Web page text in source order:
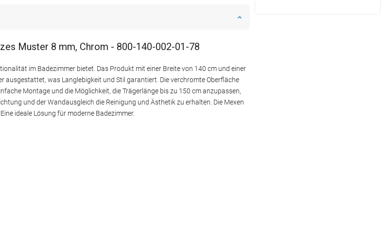
Muster 8 mm, Chrom - 800-140-002-01-78
im Badezimmer bietet. Das Produkt mit einer Breite von 140 cm und einer
ausgestattet, was Langlebigkeit und Stil garantiert. Die verchromte Oberfläche
Montage und die Möglichkeit, die Trägerlänge bis zu 150 cm anzupassen,
und der Wandausgleich die Reinigung und Ästhetik zu erhalten. Die Mexen
ideale Lösung für moderne Badezimmer.